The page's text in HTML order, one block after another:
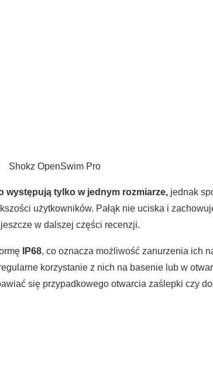
Shokz OpenSwim Pro
występują tylko w jednym rozmiarze, jednak
użytkowników. Pałąk nie uciska i
w dalszej części recenzji.
IP68, co oznacza możliwość zanurzenia ich
korzystanie z nich na basenie lub w
się przypadkowego otwarcia zaślepki czy